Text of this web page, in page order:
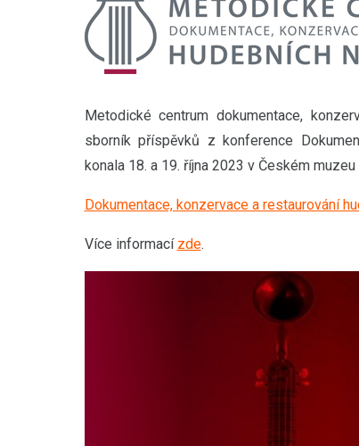
Metodické centrum dokumentace,
sborník příspěvků z konference
konala 18. a 19. října 2023 v Českém
Dokumentace, konzervace a restaurování
Více informací zde.